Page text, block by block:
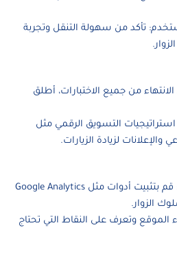
تأكد من سهولة التنقل وتجربة
من جميع الاختبارات، أطلق
التسويق الرقمي مثل
لزيادة الزيارات.
استخدم أدوات التحليل: قم بتثبيت أدوات مثل Google Analytics
الزوار.
الموقع وتعرف على النقاط التي تحتاج